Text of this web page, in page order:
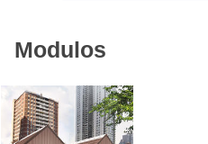
Modulos